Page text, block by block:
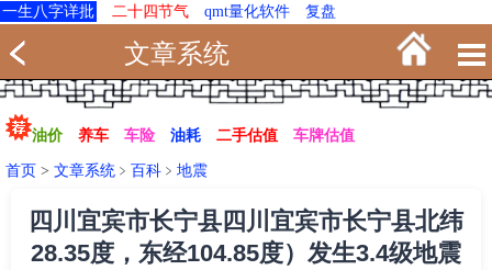
一生八字详批 二十四节气 qmt量化软件 复盘
文章系统
油价 养车 车险 油耗 二手估值 车牌估值
首页 > 文章系统 ﹥ 百科 ﹥ 地震
四川宜宾市长宁县四川宜宾市长宁县北纬
28.35度，东经104.85度）发生3.4级地震